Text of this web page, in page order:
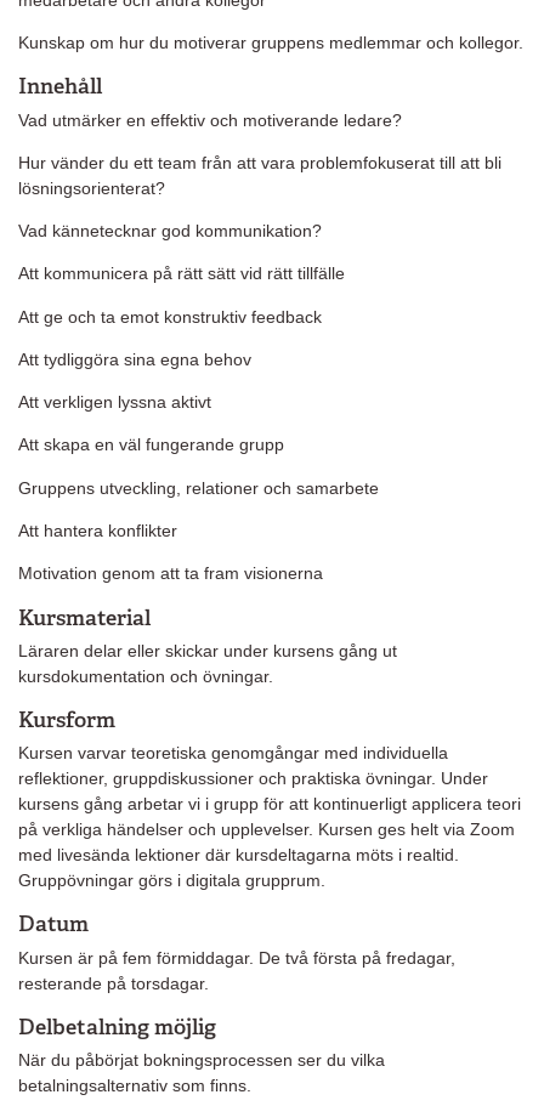
Kunskap om hur du motiverar gruppens medlemmar och kollegor.
Innehåll
Vad utmärker en effektiv och motiverande ledare?
Hur vänder du ett team från att vara problemfokuserat till att bli
lösningsorienterat?
Vad kännetecknar god kommunikation?
Att kommunicera på rätt sätt vid rätt tillfälle
Att ge och ta emot konstruktiv feedback
Att tydliggöra sina egna behov
Att verkligen lyssna aktivt
Att skapa en väl fungerande grupp
Gruppens utveckling, relationer och samarbete
Att hantera konflikter
Motivation genom att ta fram visionerna
Kursmaterial
Läraren delar eller skickar under kursens gång ut
kursdokumentation och övningar.
Kursform
Kursen varvar teoretiska genomgångar med individuella
reflektioner, gruppdiskussioner och praktiska övningar. Under
kursens gång arbetar vi i grupp för att kontinuerligt applicera teori
på verkliga händelser och upplevelser. Kursen ges helt via Zoom
med livesända lektioner där kursdeltagarna möts i realtid.
Gruppövningar görs i digitala grupprum.
Datum
Kursen är på fem förmiddagar. De två första på fredagar,
resterande på torsdagar.
Delbetalning möjlig
När du påbörjat bokningsprocessen ser du vilka
betalningsalternativ som finns.